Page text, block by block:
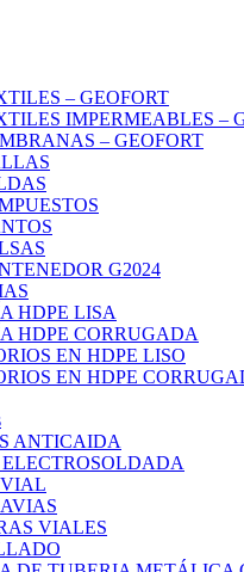
– GEOFORT
IMPERMEABLES –
– GEOFORT
G2024
HDPE LISA
HDPE CORRUGADA
EN HDPE LISO
EN HDPE
ANTICAIDA
VIALES